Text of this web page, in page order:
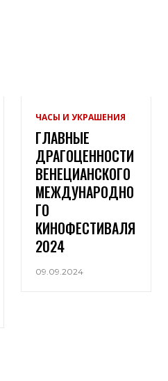
ЧАСЫ И УКРАШЕНИЯ
ГЛАВНЫЕ
ДРАГОЦЕННОСТИ
ВЕНЕЦИАНСКОГО
МЕЖДУНАРОДНО
ГО
КИНОФЕСТИВАЛЯ
2024
09.09.2024